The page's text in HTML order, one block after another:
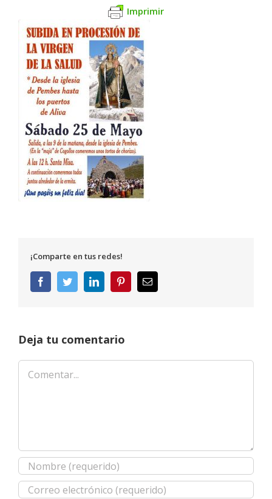
Imprimir
¡Comparte en tus redes!
FacebookTwitterLinkedInPinterestCorreo
electrónico
Deja tu comentario
Comentar